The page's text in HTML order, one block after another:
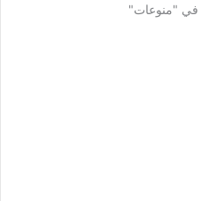
في "منوعات"